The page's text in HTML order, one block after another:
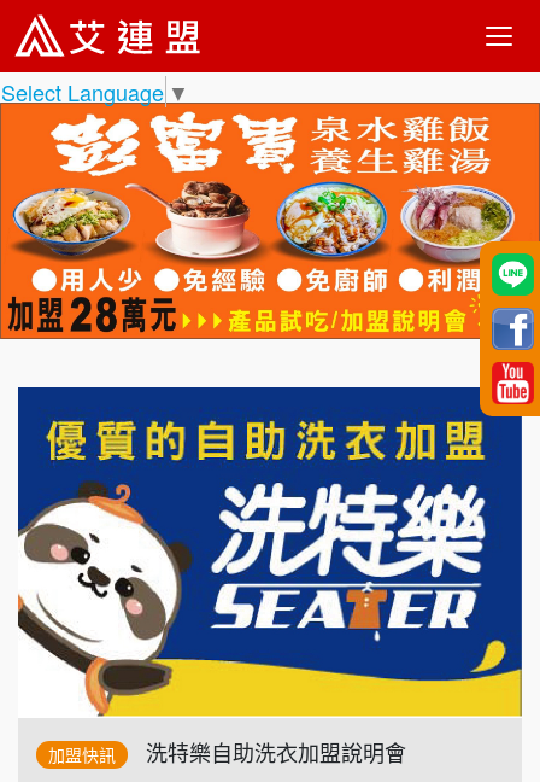
Select Language ▼
加盟快訊 洗特樂自助洗衣加盟說明會